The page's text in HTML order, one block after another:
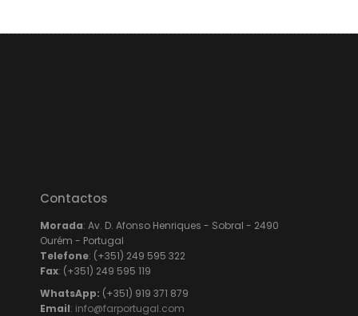
Contactos
Morada: Av. D. Afonso Henriques - Sobral - 2490
Ourém - Portugal
Telefone: (+351) 249 595 322
Fax: (+351) 249 595 119
WhatsApp: (+351) 919 371 879
Email: info@farportugal.com